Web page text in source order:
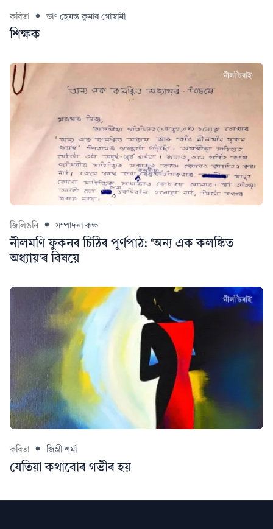
কবিতা ডা° হেমন্ত কুমাৰ গোস্বামী
শিক্ষক
জিলিঙনি সম্পাদনা কক্ষ
নীলমণি ফুকনৰ চিঠিৰ পূৰ্ণপাঠ: ‘অন্য এক কলঙ্কিত
অধ্যায়’ৰ বিষয়ে
কবিতা জিম্লী শৰ্মা
যেতিয়া কথাবোৰ গভীৰ হয়